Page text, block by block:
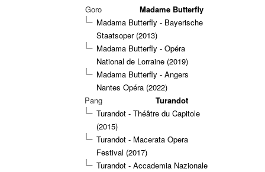
Goro
Madame Butterfly
Madama Butterfly - Bayerische
Staatsoper (2013)
Madama Butterfly - Opéra
National de Lorraine (2019)
Madama Butterfly - Angers
Nantes Opéra (2022)
Pang
Turandot
Turandot - Théâtre du Capitole
(2015)
Turandot - Macerata Opera
Festival (2017)
Turandot - Accademia Nazionale